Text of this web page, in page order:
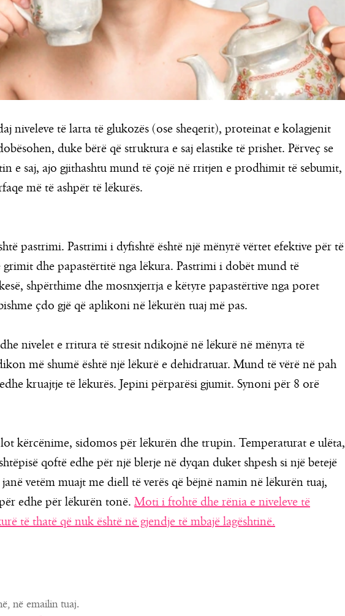
niveleve të larta të glukozës (ose sheqerit), proteinat e kolagjenit
duke bërë që struktura e saj elastike të prishet. Përveç se
e saj, ajo gjithashtu mund të çojë në rritjen e prodhimit të sebumit,
më të ashpër të lëkurës.
pastrimi. Pastrimi i dyfishtë është një mënyrë vërtet efektive për të
grimit dhe papastërtitë nga lëkura. Pastrimi i dobët mund të
shpërthime dhe mosnxjerrja e këtyre papastërtive nga poret
çdo gjë që aplikoni në lëkurën tuaj më pas.
nivelet e rritura të stresit ndikojnë në lëkurë në mënyra të
më shumë është një lëkurë e dehidratuar. Mund të vërë në pah
kruajtje të lëkurës. Jepini përparësi gjumit. Synoni për 8 orë
kërcënime, sidomos për lëkurën dhe trupin. Temperaturat e ulëta,
qoftë edhe për një blerje në dyqan duket shpesh si një betejë
vetëm muajt me diell të verës që bëjnë namin në lëkurën tuaj,
edhe për lëkurën tonë.Moti i ftohtë dhe rënia e niveleve të
të thatë që nuk është në gjendje të mbajë lagështinë.
në emailin tuaj.